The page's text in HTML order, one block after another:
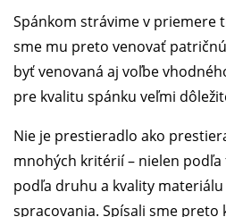
Spánkom strávime v priemere
sme mu preto venovať
byť venovaná aj voľbe
pre kvalitu spánku veľmi
Nie je prestieradlo ako
mnohých kritérií – nielen
podľa druhu a kvality materiálu
spracovania. Spísali sme preto